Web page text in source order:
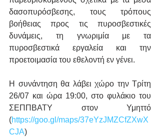
δασοπυρόσβεσης, τους τρόπους
βοήθειας προς τις πυροσβεστικές
δυνάμεις, τη γνωριμία με τα
πυροσβεστικά εργαλεία και την
προετοιμασία του εθελοντή εν γένει.
Η συνάντηση θα λάβει χώρο την Τρίτη
26/07 και ώρα 19:00, στο φυλάκιο του
ΣΕΠΠΒΑΤΥ στον Υμηττό
(https://goo.gl/maps/37eYzJMZCfZXwX
CJA)